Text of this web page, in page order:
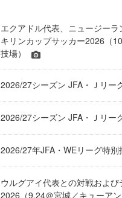
エクアドル代表、ニュージー
キリンカップサッカー2026（
技場）
2026/27シーズン JFA・Ｊリー
2026/27シーズン JFA・Ｊリー
2026/27年JFA・WEリーグ特
ウルグアイ代表との対戦およ
2026（9.24＠宮城／キューア